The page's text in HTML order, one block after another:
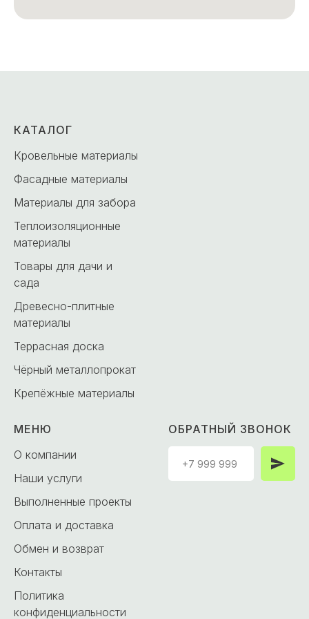
КАТАЛОГ
Кровельные материалы
Фасадные материалы
Материалы для забора
Теплоизоляционные
материалы
Товары для дачи и
сада
Древесно-плитные
материалы
Террасная доска
Чёрный металлопрокат
Крепёжные материалы
МЕНЮ
О компании
Наши услуги
Выполненные проекты
Оплата и доставка
Обмен и возврат
Контакты
Политика
конфиденциальности
ОБРАТНЫЙ ЗВОНОК